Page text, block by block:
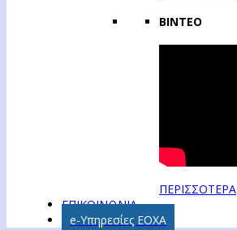
ΒΙΝΤΕΟ
ΠΕΡΙΣΣΟΤΕΡΑ
ΕΠΙΚΟΙΝΩΝΙΑ
e-Υπηρεσίες ΕΟΧΑ